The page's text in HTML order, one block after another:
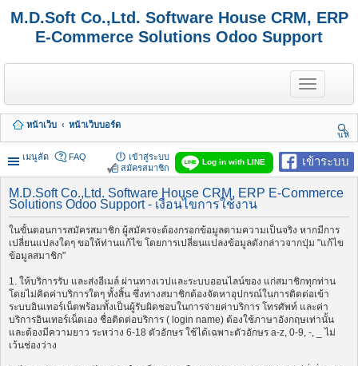
M.D.Soft Co.,Ltd. Software House CRM, ERP
E-Commerce Solutions Odoo Support
T
o
g
e
n
a
v
i
a
t
i
o
หน้าเว็บ
หน้าเว็บบอร์ด
นห
า
เมนูลัด
เข้าระบบ
Log in with LINE
FAQ
เข้าสู่ระบบ
สมัครสมาชิก
M.D.Soft Co.,Ltd. Software House CRM, ERP E-Commerce
Solutions Odoo Support - เงื่อนไขการใช้งาน
ในขั้นตอนการสมัครสมาชิก ผู้สมัครจะต้องกรอกข้อมูลตามความเป็นจริง หากมีการ
เปลี่ยนแปลงใดๆ ขอให้ท่านแก้ไข โดยการเปลี่ยนแปลงข้อมูลดังกล่าวจากปุ่ม "แก้ไข
ข้อมูลสมาชิก"
1. ให้บริการรับ และส่งอีเมล์ ผ่านทางเวปและระบบออนไลน์ของ แก่สมาชิกทุกท่าน
โดยไม่คิดค่าบริการใดๆ ทั้งสิ้น ซึ่งทางสมาชิกต้องจัดหาอุปกรณ์ในการติดต่อเข้า
ระบบอินเทอร์เน็ตพร้อมทั้งเป็นผู้รับผิดชอบในการจ่ายค่าบริการ โทรศัพท์ และค่า
บริการอินเทอร์เน็ตเอง ชื่อติดต่อบริการ ( login name) ต้องใช้ภาษาอังกฤษเท่านั้น
และต้องมีความยาว ระหว่าง 6-18 ตัวอักษร ใช้ได้เฉพาะตัวอักษร a-z, 0-9, -, _ ไม่
เว้นช่องว่าง